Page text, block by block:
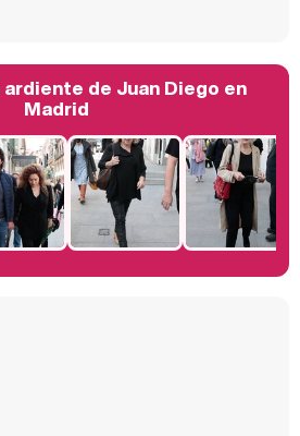
Manu Baqueiro: "Tuve como referente a Bruce Willis en 'Luz de Luna' para mi trabajo en la serie 'Perdiendo el juicio'"
ardiente de Juan Diego en
Madrid